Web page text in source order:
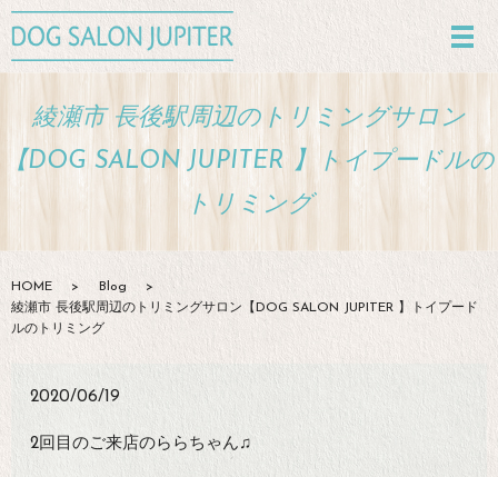
綾瀬市 長後駅周辺のトリミングサロン
【DOG SALON JUPITER 】トイプードルの
トリミング
HOME
Blog
綾瀬市 長後駅周辺のトリミングサロン【DOG SALON JUPITER 】トイプード
ルのトリミング
2020/06/19
2回目のご来店のららちゃん♫